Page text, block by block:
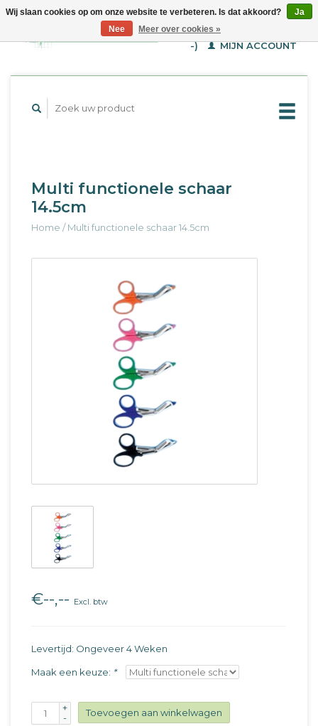
WINKELWAGEN (€--,-
-)
MIJN ACCOUNT
Multi functionele schaar
14.5cm
Home /Multi functionele schaar 14.5cm
€--,-- Excl. btw
Levertijd: Ongeveer 4 Weken
Maak een keuze: *
+
-
Toevoegen aan winkelwagen
Wij slaan cookies op om onze website te verbeteren. Is dat akkoord?
Ja
Nee
Meer over cookies »